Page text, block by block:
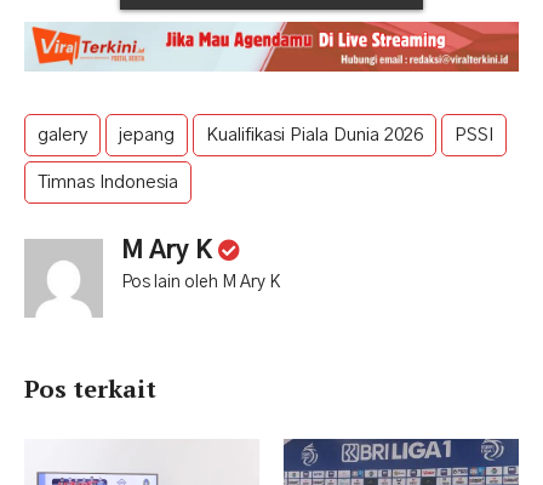
galery jepang Kualifikasi Piala Dunia 2026 PSSI
Timnas Indonesia
M Ary K
Pos lain oleh M Ary K
Pos terkait